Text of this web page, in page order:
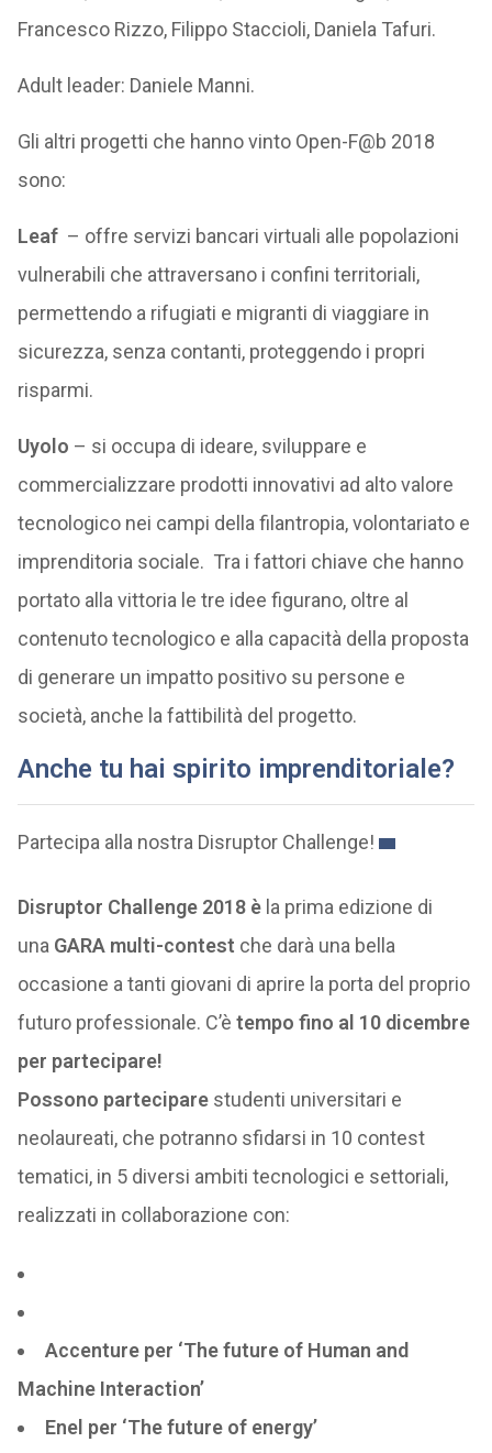
Francesco Rizzo, Filippo Staccioli, Daniela Tafuri.
Adult leader: Daniele Manni.
Gli altri progetti che hanno vinto Open-F@b 2018
sono:
Leaf– offre servizi bancari virtuali alle popolazioni
vulnerabili che attraversano i confini territoriali,
permettendo a rifugiati e migranti di viaggiare in
sicurezza, senza contanti, proteggendo i propri
risparmi.
Uyolo – si occupa di ideare, sviluppare e
commercializzare prodotti innovativi ad alto valore
tecnologico nei campi della filantropia, volontariato e
imprenditoria sociale. Tra i fattori chiave che hanno
portato alla vittoria le tre idee figurano, oltre al
contenuto tecnologico e alla capacità della proposta
di generare un impatto positivo su persone e
società, anche la fattibilità del progetto.
Anche tu hai spirito imprenditoriale?
Partecipa alla nostra Disruptor Challenge!
Disruptor Challenge 2018 èla prima edizione di
una GARA multi-contest che darà una bella
occasione a tanti giovani di aprire la porta del proprio
futuro professionale. C’è tempo fino al 10 dicembre
per partecipare!
Possono parteciparestudenti universitari e
neolaureati, che potranno sfidarsi in 10 contest
tematici, in 5 diversi ambiti tecnologici e settoriali,
realizzati in collaborazione con:
Accenture per ‘The future of Human and
Machine Interaction’
Enel per ‘The future of energy’